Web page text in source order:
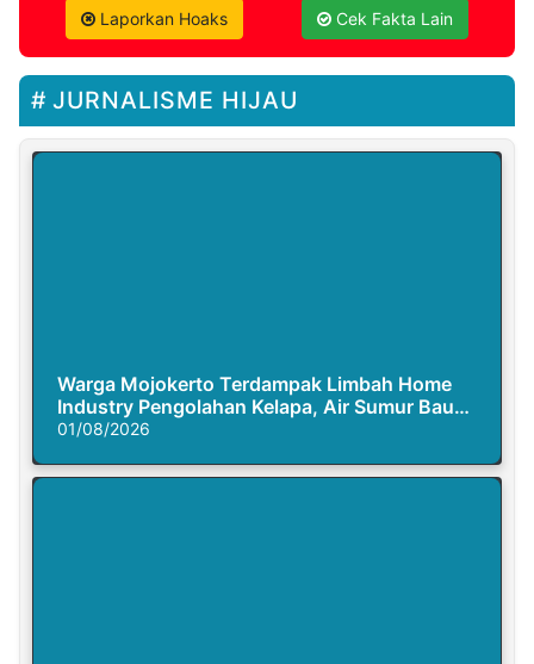
Laporkan Hoaks Cek Fakta Lain
JURNALISME HIJAU
Warga Mojokerto Terdampak Limbah Home
Industry Pengolahan Kelapa, Air Sumur Bau
Busuk
01/08/2026